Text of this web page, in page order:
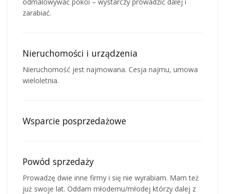
zarabiać.
Nieruchomości i urządzenia
Nieruchomość jest najmowana. Cesja najmu, umowa
wieloletnia.
Wsparcie posprzedażowe
Powód sprzedaży
Prowadzę dwie inne firmy i się nie wyrabiam. Mam też
już swoje lat. Oddam młodemu/młodej którzy dalej z